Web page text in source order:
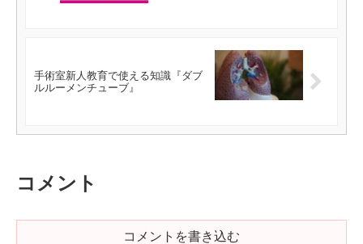
手術室新人教育で使える知識『ダブ
ルルーメンチューブ』
コメント
コメントを書き込む